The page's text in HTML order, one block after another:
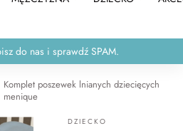
do nas i sprawdź SPAM.
Komplet poszewek lnianych dziecięcych
menique
DZIECKO